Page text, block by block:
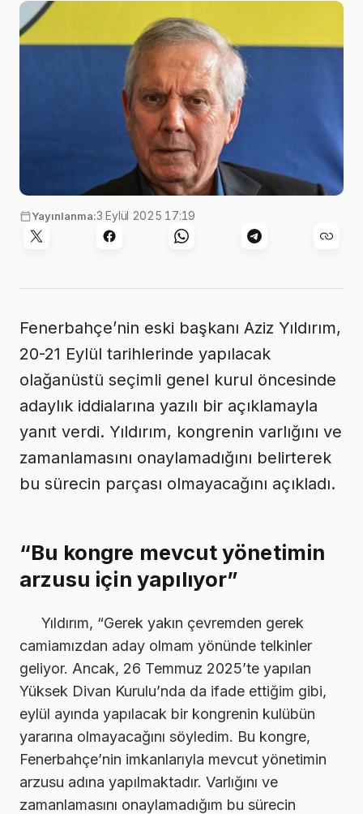
Yayınlanma:3 Eylül 2025 17:19
Fenerbahçe’nin eski başkanı Aziz Yıldırım,
20-21 Eylül tarihlerinde yapılacak
olağanüstü seçimli genel kurul öncesinde
adaylık iddialarına yazılı bir açıklamayla
yanıt verdi. Yıldırım, kongrenin varlığını ve
zamanlamasını onaylamadığını belirterek
bu sürecin parçası olmayacağını açıkladı.
“Bu kongre mevcut yönetimin
arzusu için yapılıyor”
Yıldırım, “Gerek yakın çevremden gerek
camiamızdan aday olmam yönünde telkinler
geliyor. Ancak, 26 Temmuz 2025’te yapılan
Yüksek Divan Kurulu’nda da ifade ettiğim gibi,
eylül ayında yapılacak bir kongrenin kulübün
yararına olmayacağını söyledim. Bu kongre,
Fenerbahçe’nin imkanlarıyla mevcut yönetimin
arzusu adına yapılmaktadır. Varlığını ve
zamanlamasını onaylamadığım bu sürecin